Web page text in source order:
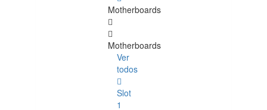
Motherboards
Motherboards
Ver
todos
Slot
1